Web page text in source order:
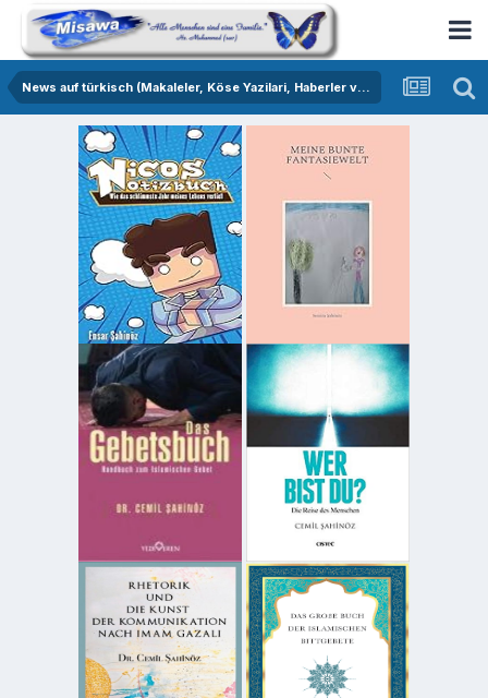
News auf türkisch (Makaleler, Köse Yazilari, Haberler vs.)